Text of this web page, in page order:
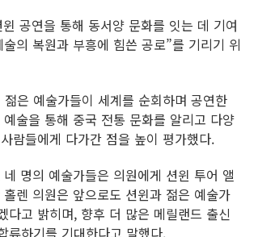
공연을 통해 동서양 문화를 잇는 데 기여
의 복원과 부흥에 힘쓴 공로”를 기리기 위
은 예술가들이 세계를 순회하며 공연한
술을 통해 중국 전통 문화를 알리고 다양
람들에게 다가간 점을 높이 평가했다.
명의 예술가들은 의원에게 션윈 투어 앨
렌 의원은 앞으로도 션윈과 젊은 예술가
다고 밝히며, 향후 더 많은 메릴랜드 출신
류하기를 기대한다고 말했다.